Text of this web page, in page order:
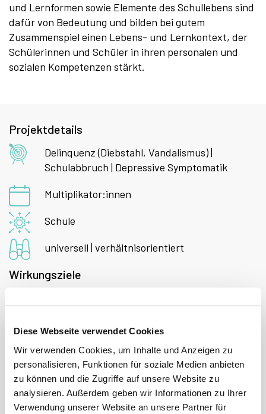
Diese Webseite verwendet Cookies
Wir verwenden Cookies, um Inhalte und Anzeigen zu
personalisieren, Funktionen für soziale Medien anbieten
zu können und die Zugriffe auf unsere Website zu
analysieren. Außerdem geben wir Informationen zu Ihrer
Verwendung unserer Website an unsere Partner für
und Lernformen sowie Elemente des Schullebens sind
dafür von Bedeutung und bilden bei gutem
Zusammenspiel einen Lebens- und Lernkontext, der
Schülerinnen und Schüler in ihren personalen und
sozialen Kompetenzen stärkt.
Projektdetails
Delinquenz (Diebstahl, Vandalismus) |
Schulabbruch | Depressive Symptomatik
Multiplikator:innen
Schule
universell | verhältnisorientiert
Wirkungsziele
Selbstwirksamkeit
Sozialkompetenzen